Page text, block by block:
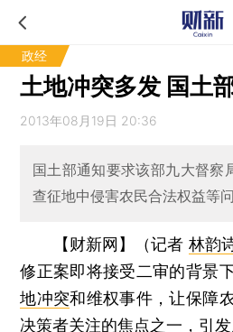
政经
土地冲突多发 国土
2013年08月19日 20:36
国土部通知要求该部九大督察
查征地中侵害农民合法权益等
【财新网】（记者 林韵
修正案即将接受二审的背景
地冲突和维权事件，让保障
决策者关注的焦点之一，引发